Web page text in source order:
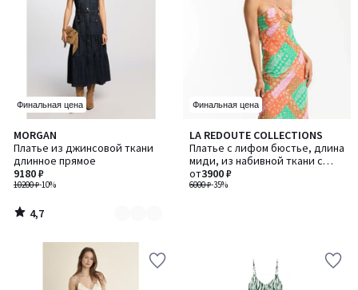
Финальная цена
MORGAN
Платье из джинсовой ткани
длинное прямое
10200 ₽-10%
9180 ₽
4,7
/ 5
Количество
цветов:
2
4,7
/
Финальная цена
LA REDOUTE COLLECTIONS
Платье с лифом бюстье, длина
миди, из набивной ткани с
рисунком пейсли
6000 ₽-35%
от3900 ₽